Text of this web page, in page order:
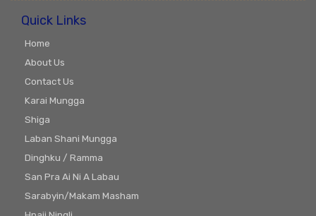
Quick Links
Home
About Us
Contact Us
Karai Mungga
Shiga
Laban Shani Mungga
Dinghku / Ramma
San Pra Ai Ni A Labau
Sarabyin/Makam Masham